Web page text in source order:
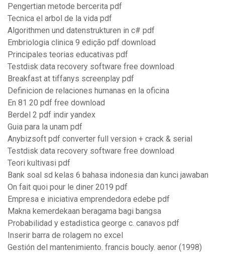
Pengertian metode bercerita pdf
Tecnica el arbol de la vida pdf
Algorithmen und datenstrukturen in c# pdf
Embriologia clinica 9 edição pdf download
Principales teorias educativas pdf
Testdisk data recovery software free download
Breakfast at tiffanys screenplay pdf
Definicion de relaciones humanas en la oficina
En 81 20 pdf free download
Berdel 2 pdf indir yandex
Guia para la unam pdf
Anybizsoft pdf converter full version + crack & serial
Testdisk data recovery software free download
Teori kultivasi pdf
Bank soal sd kelas 6 bahasa indonesia dan kunci jawaban
On fait quoi pour le diner 2019 pdf
Empresa e iniciativa emprendedora edebe pdf
Makna kemerdekaan beragama bagi bangsa
Probabilidad y estadistica george c. canavos pdf
Inserir barra de rolagem no excel
Gestión del mantenimiento. francis boucly. aenor (1998)